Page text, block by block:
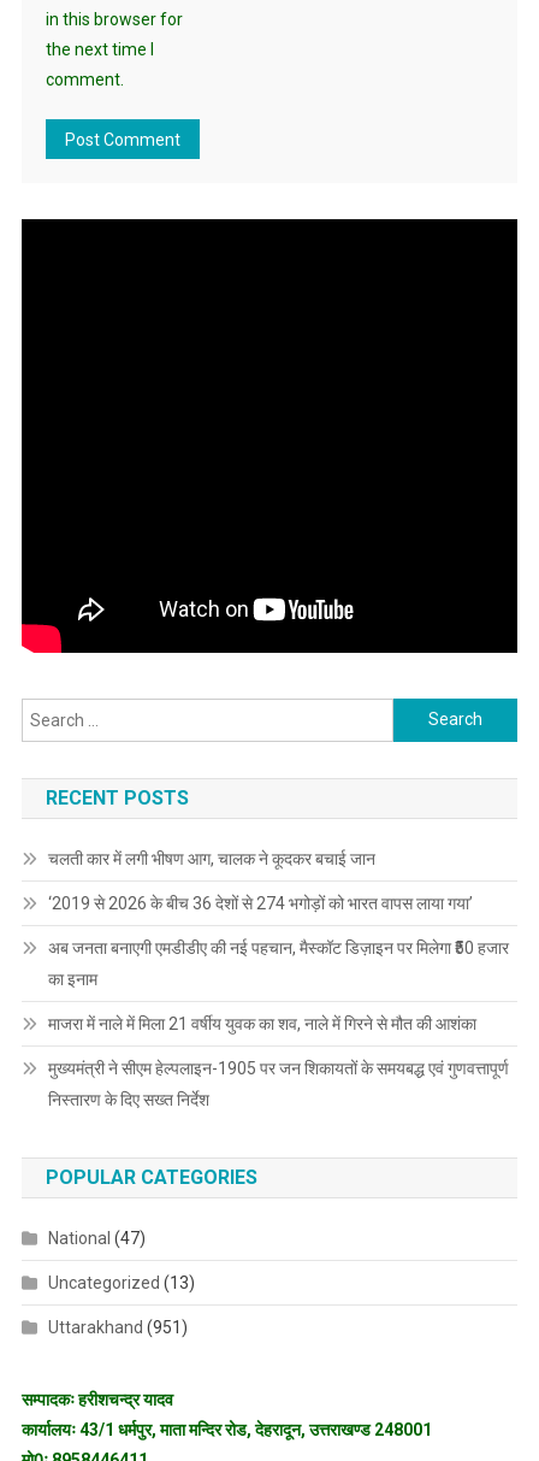
in this browser for
the next time I
comment.
Search
for:
RECENT POSTS
चलती कार में लगी भीषण आग, चालक ने कूदकर बचाई जान
‘2019 से 2026 के बीच 36 देशों से 274 भगोड़ों को भारत वापस लाया गया’
अब जनता बनाएगी एमडीडीए की नई पहचान, मैस्कॉट डिज़ाइन पर मिलेगा ₹50 हजार
का इनाम
माजरा में नाले में मिला 21 वर्षीय युवक का शव, नाले में गिरने से मौत की आशंका
मुख्यमंत्री ने सीएम हेल्पलाइन-1905 पर जन शिकायतों के समयबद्ध एवं गुणवत्तापूर्ण
निस्तारण के दिए सख्त निर्देश
POPULAR CATEGORIES
National (47)
Uncategorized (13)
Uttarakhand (951)
सम्पादकः हरीशचन्द्र यादव
कार्यालयः 43/1 धर्मपुर, माता मन्दिर रोड, देहरादून, उत्तराखण्ड 248001